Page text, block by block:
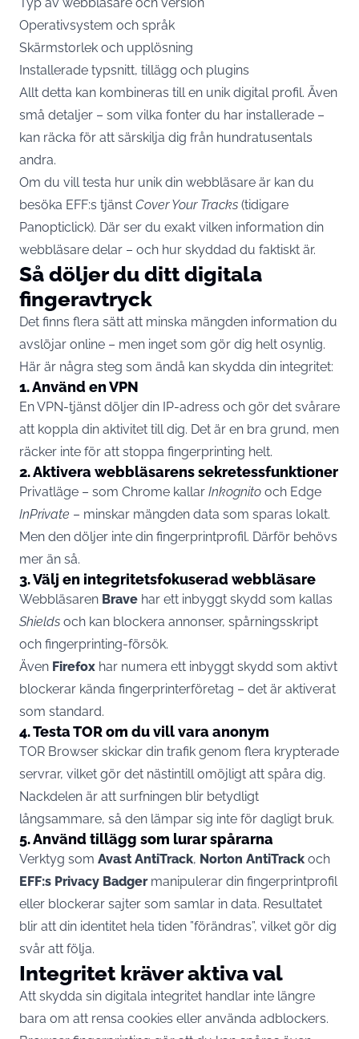
Operativsystem och språk
Skärmstorlek och upplösning
Installerade typsnitt, tillägg och plugins
Allt detta kan kombineras till en unik digital profil. Även
små detaljer – som vilka fonter du har installerade –
kan räcka för att särskilja dig från hundratusentals
andra.
Om du vill testa hur unik din webbläsare är kan du
besöka EFF:s tjänst Cover Your Tracks (tidigare
Panopticlick). Där ser du exakt vilken information din
webbläsare delar – och hur skyddad du faktiskt är.
Så döljer du ditt digitala
fingeravtryck
Det finns flera sätt att minska mängden information du
avslöjar online – men inget som gör dig helt osynlig.
Här är några steg som ändå kan skydda din integritet:
1. Använd en VPN
En VPN-tjänst döljer din IP-adress och gör det svårare
att koppla din aktivitet till dig. Det är en bra grund, men
räcker inte för att stoppa fingerprinting helt.
2. Aktivera webbläsarens sekretessfunktioner
Privatläge – som Chrome kallar Inkognito och Edge
InPrivate – minskar mängden data som sparas lokalt.
Men den döljer inte din fingerprintprofil. Därför behövs
mer än så.
3. Välj en integritetsfokuserad webbläsare
Webbläsaren Brave har ett inbyggt skydd som kallas
Shields och kan blockera annonser, spårningsskript
och fingerprinting-försök.
Även Firefox har numera ett inbyggt skydd som aktivt
blockerar kända fingerprinterföretag – det är aktiverat
som standard.
4. Testa TOR om du vill vara anonym
TOR Browser skickar din trafik genom flera krypterade
servrar, vilket gör det nästintill omöjligt att spåra dig.
Nackdelen är att surfningen blir betydligt
långsammare, så den lämpar sig inte för dagligt bruk.
5. Använd tillägg som lurar spårarna
Verktyg som Avast AntiTrack, Norton AntiTrack och
EFF:s Privacy Badgermanipulerar din fingerprintprofil
eller blockerar sajter som samlar in data. Resultatet
blir att din identitet hela tiden ”förändras”, vilket gör dig
svår att följa.
Integritet kräver aktiva val
Att skydda sin digitala integritet handlar inte längre
bara om att rensa cookies eller använda adblockers.